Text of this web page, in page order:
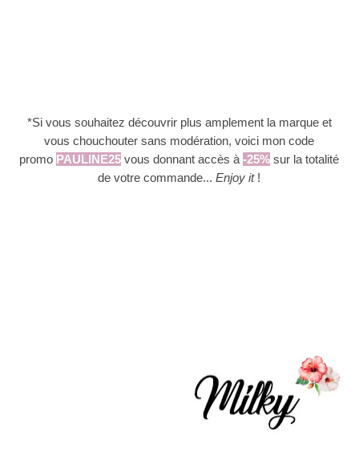
*Si vous souhaitez découvrir plus amplement la marque et
vous chouchouter sans modération, voici mon code
promo PAULINE25 vous donnant accès à-25% sur la totalité
de votre commande...Enjoy it!